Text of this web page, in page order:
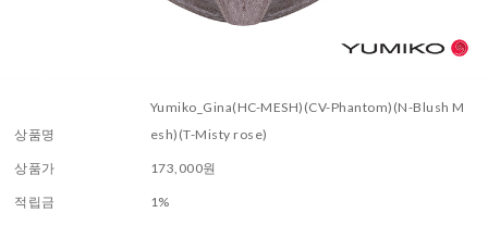
상품명
Yumiko_Gina(HC-MESH)(CV-Phantom)(N-Blush M
esh)(T-Misty rose)
상품가 173,000원
적립금 1%